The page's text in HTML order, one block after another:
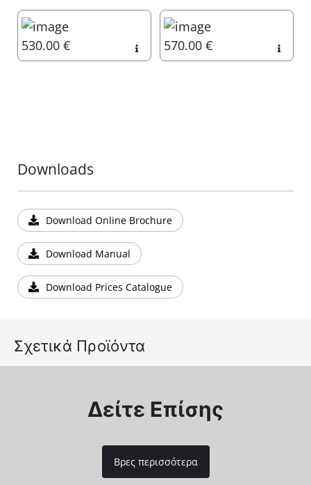
530.00 € 570.00 €
Downloads
Download Online Brochure
Download Manual
Download Prices Catalogue
Σχετικά Προϊόντα
Δείτε Επίσης
Βρες περισσότερα